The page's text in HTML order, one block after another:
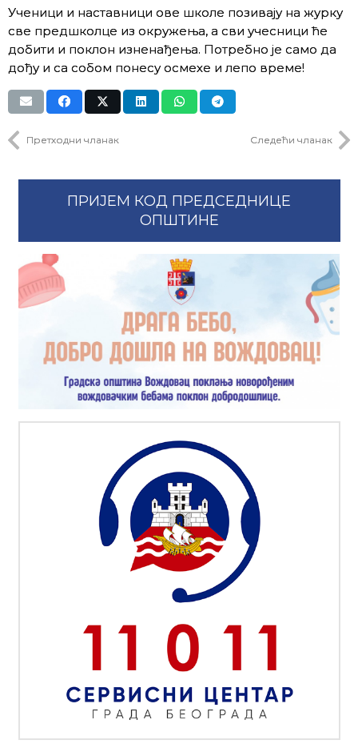
Ученици и наставници ове школе позивају на журку
све предшколце из окружења, а сви учесници ће
добити и поклон изненађења. Потребно је само да
дођу и са собом понесу осмехе и лепо време!
Претходни чланак Следећи чланак
ПРИЈЕМ КОД ПРЕДСЕДНИЦЕ
ОПШТИНЕ